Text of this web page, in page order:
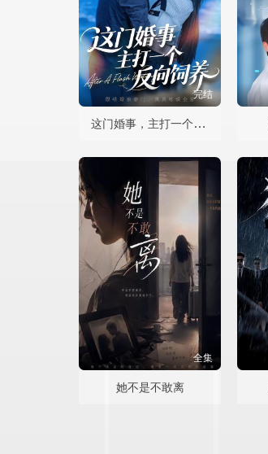
完结
这门婚事，主打一个反向饲养
全集
她不是不敢离